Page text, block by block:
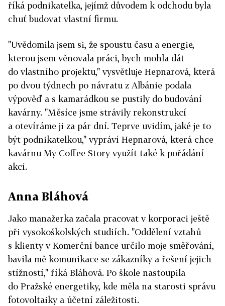
říká podnikatelka, jejímž důvodem k odchodu byla
chuť budovat vlastní firmu.
"Uvědomila jsem si, že spoustu času a energie,
kterou jsem věnovala práci, bych mohla dát
do vlastního projektu," vysvětluje Hepnarová, která
po dvou týdnech po návratu z Albánie podala
výpověď a s kamarádkou se pustily do budování
kavárny. "Měsíce jsme strávily rekonstrukcí
a otevíráme ji za pár dní. Teprve uvidím, jaké je to
být podnikatelkou," vypráví Hepnarová, která chce
kavárnu My Coffee Story využít také k pořádání
akcí.
Anna Bláhová
Jako manažerka začala pracovat v korporaci ještě
při vysokoškolských studiích. "Oddělení vztahů
s klienty v Komerční bance určilo moje směřování,
bavila mě komunikace se zákazníky a řešení jejich
stížností," říká Bláhová. Po škole nastoupila
do Pražské energetiky, kde měla na starosti správu
fotovoltaiky a účetní záležitosti.